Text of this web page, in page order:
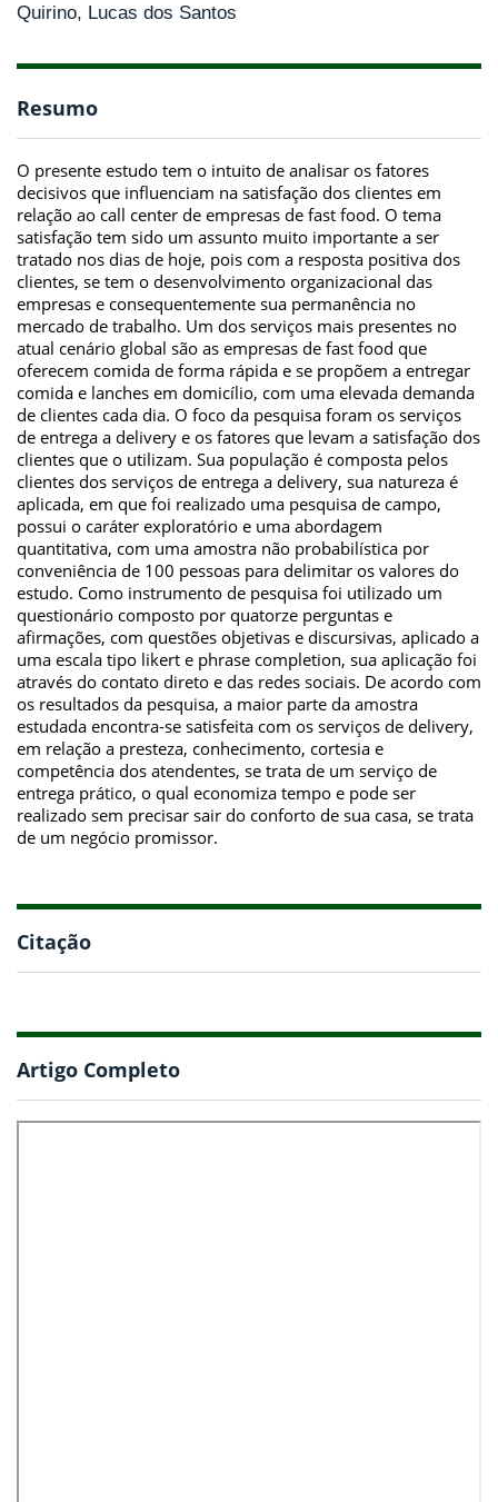
Quirino, Lucas dos Santos
Resumo
O presente estudo tem o intuito de analisar os fatores
decisivos que influenciam na satisfação dos clientes em
relação ao call center de empresas de fast food. O tema
satisfação tem sido um assunto muito importante a ser
tratado nos dias de hoje, pois com a resposta positiva dos
clientes, se tem o desenvolvimento organizacional das
empresas e consequentemente sua permanência no
mercado de trabalho. Um dos serviços mais presentes no
atual cenário global são as empresas de fast food que
oferecem comida de forma rápida e se propõem a entregar
comida e lanches em domicílio, com uma elevada demanda
de clientes cada dia. O foco da pesquisa foram os serviços
de entrega a delivery e os fatores que levam a satisfação dos
clientes que o utilizam. Sua população é composta pelos
clientes dos serviços de entrega a delivery, sua natureza é
aplicada, em que foi realizado uma pesquisa de campo,
possui o caráter exploratório e uma abordagem
quantitativa, com uma amostra não probabilística por
conveniência de 100 pessoas para delimitar os valores do
estudo. Como instrumento de pesquisa foi utilizado um
questionário composto por quatorze perguntas e
afirmações, com questões objetivas e discursivas, aplicado a
uma escala tipo likert e phrase completion, sua aplicação foi
através do contato direto e das redes sociais. De acordo com
os resultados da pesquisa, a maior parte da amostra
estudada encontra-se satisfeita com os serviços de delivery,
em relação a presteza, conhecimento, cortesia e
competência dos atendentes, se trata de um serviço de
entrega prático, o qual economiza tempo e pode ser
realizado sem precisar sair do conforto de sua casa, se trata
de um negócio promissor.
Citação
Artigo Completo